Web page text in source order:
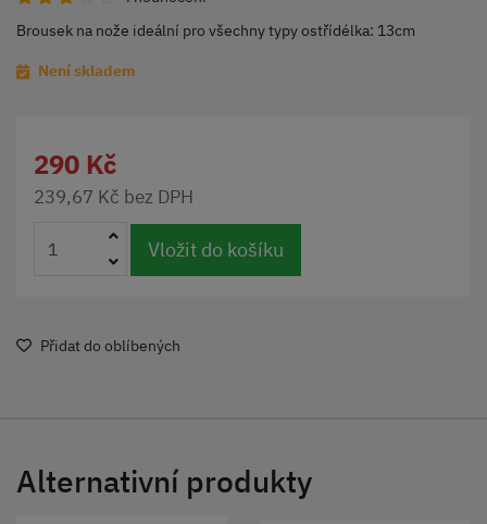
Brousek na nože ideální pro všechny typy ostřídélka: 13cm
Není skladem
290 Kč
239,67 Kč bez DPH
Vložit do košíku
Přidat do oblíbených
Alternativní produkty